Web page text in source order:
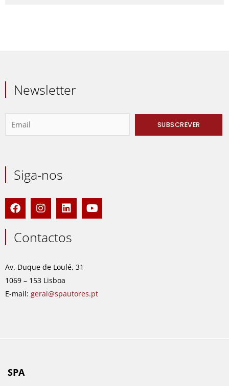
Newsletter
Siga-nos
F
a
c
e
b
o
k
I
n
s
t
a
r
a
m
L
i
n
k
e
i
n
Y
o
u
Contactos
Av. Duque de Loulé, 31
1069 – 153 Lisboa
E-mail: geral@spautores.pt
SPA